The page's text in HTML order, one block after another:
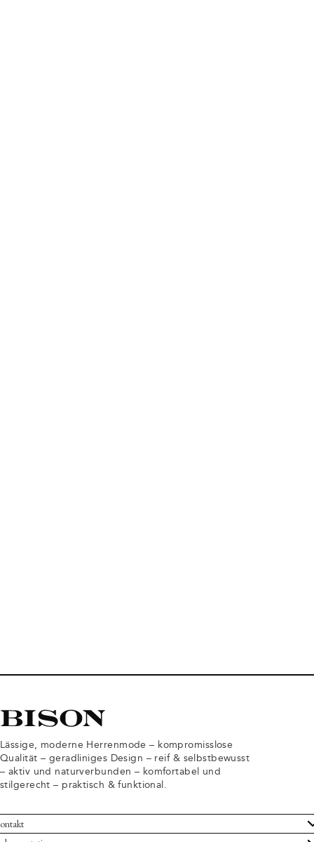
Lässige, moderne Herrenmode – kompromisslose
Qualität – geradliniges Design – reif & selbstbewusst
– aktiv und naturverbunden – komfortabel und
stilgerecht – praktisch & funktional.